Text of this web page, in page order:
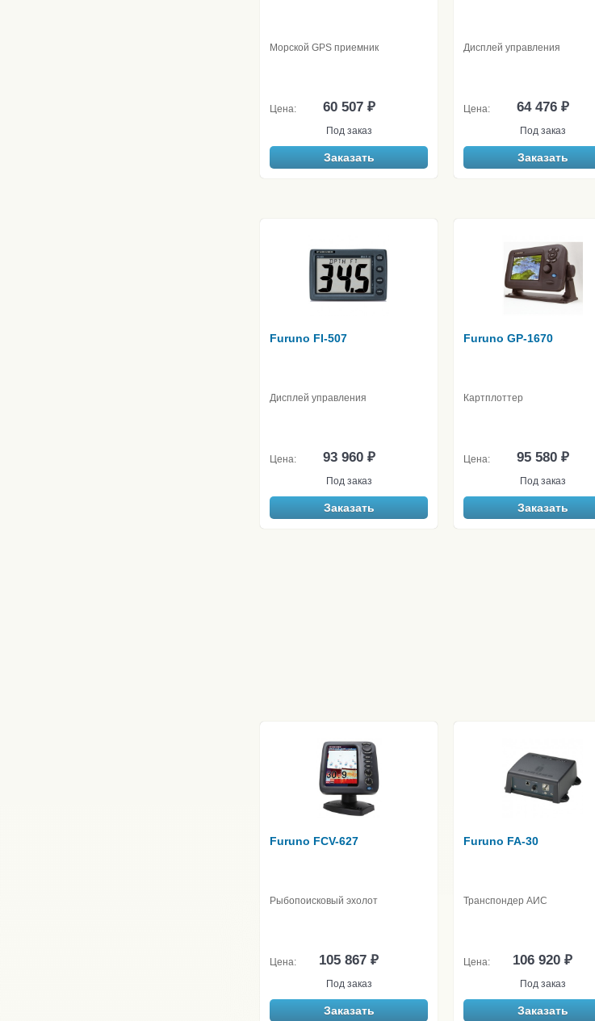
Морской GPS приемник
Цена: 60 507 ₽
Под заказ
Заказать
Дисплей управления
Цена: 64 476 ₽
Под заказ
Заказать
Furuno FI-507
Дисплей управления
Цена: 93 960 ₽
Под заказ
Заказать
Furuno GP-1670
Картплоттер
Цена: 95 580 ₽
Под заказ
Заказать
Furuno FCV-627
Рыбопоисковый эхолот
Цена: 105 867 ₽
Под заказ
Заказать
Furuno FA-30
Транспондер АИС
Цена: 106 920 ₽
Под заказ
Заказать